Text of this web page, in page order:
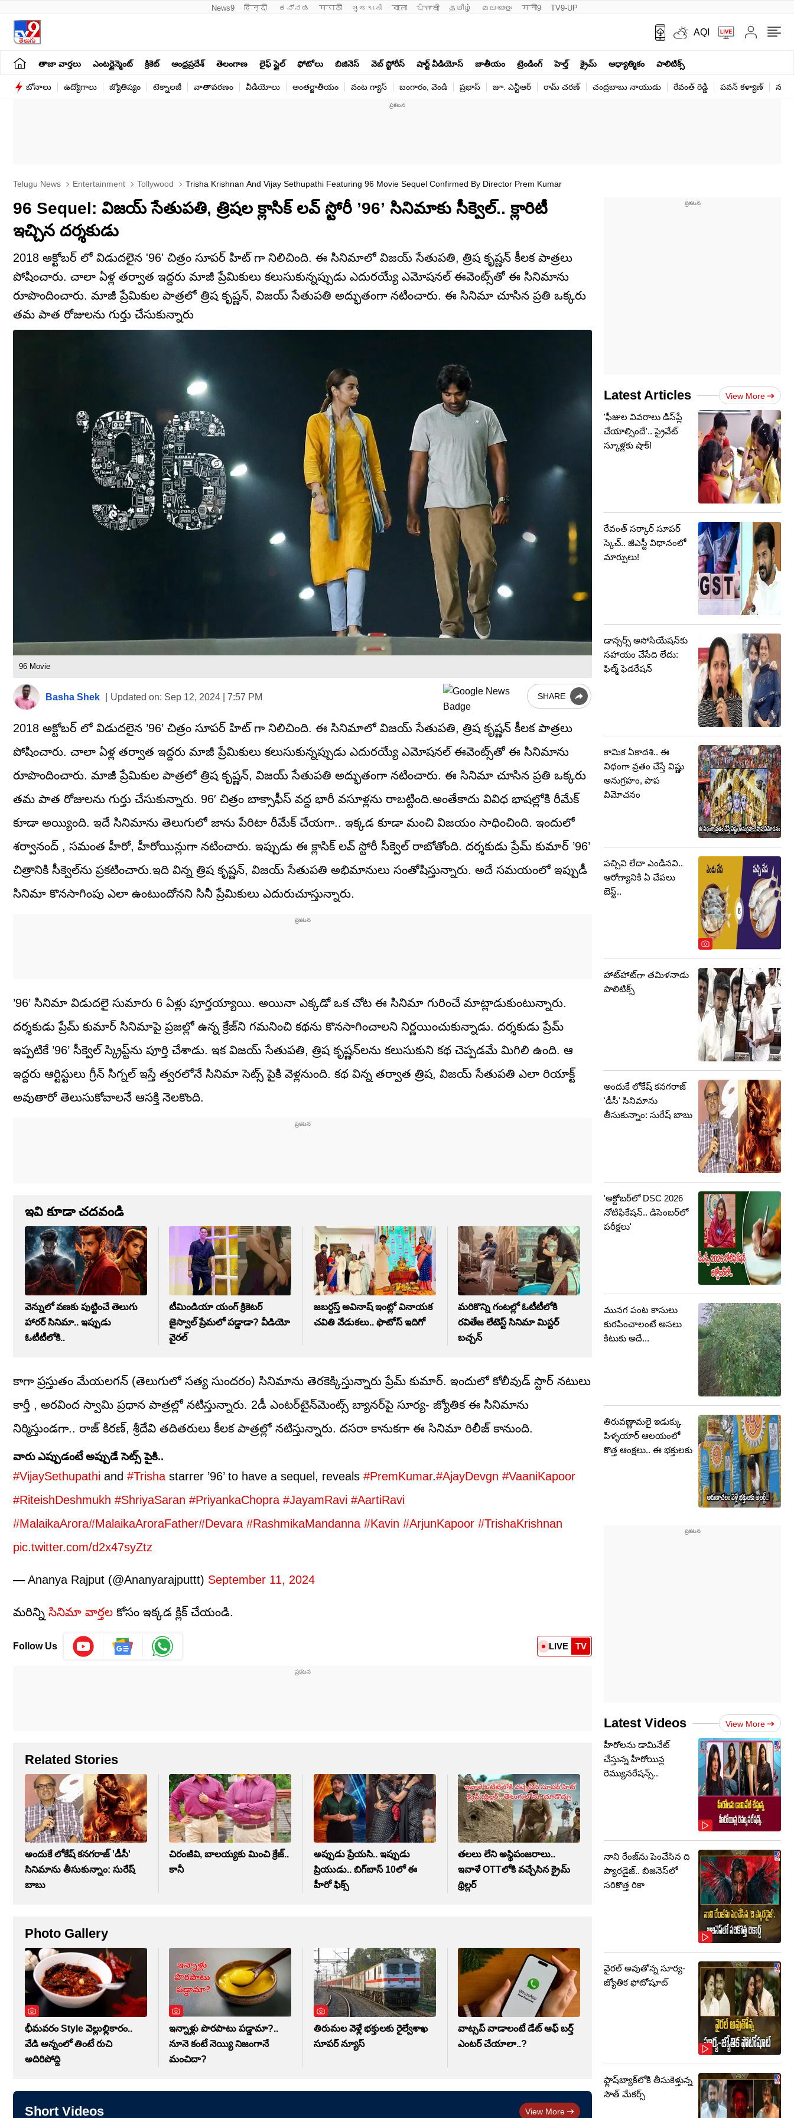
News9 हिन्दी ಕನ್ನಡ मराठी ગુજરાતી বাংলা ਪੰਜਾਬੀ தமிழ் മലയാളം मनी9 TV9-UP
AQI
తాజా వార్తలు ఎంటర్టైన్మెంట్ క్రికెట్ ఆంధ్రప్రదేశ్ తెలంగాణ లైఫ్ స్టైల్ ఫోటోలు బిజినెస్ వెబ్ స్టోరీస్ షార్ట్ వీడియోస్ జాతీయం ట్రెండింగ్ హెల్త్‌ క్రైమ్ ఆధ్యాత్మికం పాలిటిక్స్‌
బోనాలు ఉద్యోగాలు జ్యోతిష్యం టెక్నాలజీ వాతావరణం వీడియోలు అంతర్జాతీయం వంట గ్యాస్ బంగారం, వెండి ప్రభాస్ జూ. ఎన్టీఆర్ రామ్ చ‌ర‌ణ్‌ చంద్రబాబు నాయుడు రేవంత్ రెడ్డి పవన్ కళ్యాణ్
Telugu News Entertainment Tollywood Trisha Krishnan And Vijay Sethupathi Featuring 96 Movie Sequel Confirmed By Director Prem Kumar
96 Sequel: విజయ్ సేతుపతి, త్రిషల క్లాసిక్ లవ్ స్టోరీ ’96’ సినిమాకు సీక్వెల్.. క్లారిటీ
ఇచ్చిన దర్శకుడు
2018 అక్టోబర్ లో విడుదలైన '96' చిత్రం సూపర్ హిట్ గా నిలిచింది. ఈ సినిమాలో విజయ్ సేతుపతి, త్రిష కృష్ణన్ కీలక పాత్రలు
పోషించారు. చాలా ఏళ్ల తర్వాత ఇద్దరు మాజీ ప్రేమికులు కలుసుకున్నప్పుడు ఎదురయ్యే ఎమోషనల్ ఈవెంట్స్‌తో ఈ సినిమాను
రూపొందించారు. మాజీ ప్రేమికుల పాత్రలో త్రిష కృష్ణన్, విజయ్ సేతుపతి అద్భుతంగా నటించారు. ఈ సినిమా చూసిన ప్రతి ఒక్కరు
తమ పాత రోజులను గుర్తు చేసుకున్నారు
96 Movie
Basha Shek Updated on: Sep 12, 2024 | 7:57 PM SHARE
2018 అక్టోబర్ లో విడుదలైన ’96’ చిత్రం సూపర్ హిట్ గా నిలిచింది. ఈ సినిమాలో విజయ్ సేతుపతి, త్రిష కృష్ణన్ కీలక పాత్రలు
పోషించారు. చాలా ఏళ్ల తర్వాత ఇద్దరు మాజీ ప్రేమికులు కలుసుకున్నప్పుడు ఎదురయ్యే ఎమోషనల్ ఈవెంట్స్‌తో ఈ సినిమాను
రూపొందించారు. మాజీ ప్రేమికుల పాత్రలో త్రిష కృష్ణన్, విజయ్ సేతుపతి అద్భుతంగా నటించారు. ఈ సినిమా చూసిన ప్రతి ఒక్కరు
తమ పాత రోజులను గుర్తు చేసుకున్నారు. 96′ చిత్రం బాక్సాఫీస్ వద్ద భారీ వసూళ్లను రాబట్టింది.అంతేకాదు వివిధ భాషల్లోకి రీమేక్
కూడా అయ్యింది. ఇదే సినిమాను తెలుగులో జాను పేరిటా రీమేక్ చేయ‌గా.. ఇక్క‌డ కూడా మంచి విజ‌యం సాధించింది. ఇందులో
శర్వానంద్ , సమంత హీరో, హీరోయిన్లుగా నటించారు. ఇప్పుడు ఈ క్లాసిక్ లవ్ స్టోరీ సీక్వెల్ రాబోతోంది. దర్శకుడు ప్రేమ్ కుమార్ ’96’
చిత్రానికి సీక్వెల్‌ను ప్రకటించారు.ఇది విన్న త్రిష కృష్ణన్, విజయ్ సేతుపతి అభిమానులు సంతోషిస్తున్నారు. అదే సమయంలో ఇప్పుడీ
సినిమా కొనసాగింపు ఎలా ఉంటుందోనని సినీ ప్రేమికులు ఎదురుచూస్తున్నారు.
’96’ సినిమా విడుదలై సుమారు 6 ఏళ్లు పూర్తయ్యాయి. అయినా ఎక్కడో ఒక చోట ఈ సినిమా గురించే మాట్లాడుకుంటున్నారు.
దర్శకుడు ప్రేమ్ కుమార్ సినిమాపై ప్రజల్లో ఉన్న క్రేజ్‌ని గమనించి కథను కొనసాగించాలని నిర్ణయించుకున్నాడు. దర్శకుడు ప్రేమ్
ఇప్పటికే ’96’ సీక్వెల్ స్క్రిప్ట్‌ను పూర్తి చేశాడు. ఇక విజయ్ సేతుపతి, త్రిష కృష్ణన్‌లను కలుసుకుని కథ చెప్పడమే మిగిలి ఉంది. ఆ
ఇద్దరు ఆర్టిస్టులు గ్రీన్ సిగ్నల్ ఇస్తే త్వరలోనే సినిమా సెట్స్ పైకి వెళ్లనుంది. కథ విన్న తర్వాత త్రిష, విజయ్ సేతుపతి ఎలా రియాక్ట్
అవుతారో తెలుసుకోవాలనే ఆసక్తి నెలకొంది.
ఇవి కూడా చదవండి
వెన్నులో వణకు పుట్టించే తెలుగు
హారర్ సినిమా.. ఇప్పుడు
ఓటీటీలోకి..
టీమిండియా యంగ్ క్రికెటర్
జైస్వాల్ ప్రేమలో పడ్డాడా? వీడియో
వైరల్
జబర్దస్త్ అవినాష్ ఇంట్లో వినాయక
చవితి వేడుకలు.. ఫొటోస్ ఇదిగో
మరికొన్ని గంటల్లో ఓటీటీలోకి
రవితేజ లేటెస్ట్ సినిమా మిస్టర్
బచ్చన్
కాగా ప్రస్తుతం మేయల‌గ‌న్ (తెలుగులో స‌త్య సుంద‌రం) సినిమాను తెరకెక్కిస్తున్నారు ప్రేమ్ కుమార్. ఇందులో కోలీవుడ్ స్టార్ న‌టులు
కార్తీ , అరవింద స్వామి ప్రధాన పాత్రల్లో నటిస్తున్నారు. 2డీ ఎంట‌ర్‌టైన్‌మెంట్స్ బ్యాన‌ర్‌పై సూర్య- జ్యోతిక ఈ సినిమాను
నిర్మిస్తుండ‌గా.. రాజ్ కిర‌ణ్, శ్రీదేవి తదితరులు కీల‌క పాత్ర‌ల్లో న‌టిస్తున్నారు. దసరా కానుకగా ఈ సినిమా రిలీజ్ కానుంది.
వారు ఎప్పుడంటే అప్పుడే సెట్స్ పైకి..
#VijaySethupathi and #Trisha starrer ’96’ to have a sequel, reveals #PremKumar.#AjayDevgn #VaaniKapoor
#RiteishDeshmukh #ShriyaSaran #PriyankaChopra #JayamRavi #AartiRavi
#MalaikaArora#MalaikaAroraFather#Devara #RashmikaMandanna #Kavin #ArjunKapoor #TrishaKrishnan
pic.twitter.com/d2x47syZtz
— Ananya Rajput (@Ananyarajputtt) September 11, 2024
మరిన్ని సినిమా వార్తల కోసం ఇక్కడ క్లిక్ చేయండి.
Follow Us LIVE TV
Related Stories
అందుకే లోకేష్ కనగరాజ్ 'డీసీ'
సినిమాను తీసుకున్నాం: సురేష్
బాబు
చిరంజీవి, బాలయ్యకు మించి క్రేజ్..
కానీ
అప్పుడు ప్రేయసి.. ఇప్పుడు
ప్రియుడు.. బిగ్‌బాస్ 10లో ఈ
హీరో ఫిక్స్
తలలు లేని అస్థిపంజరాలు..
ఇవాళే OTTలోకి వచ్చేసిన క్రైమ్
థ్రిల్లర్
Photo Gallery
భీమవరం Style వెల్లుల్లికారం..
వేడి అన్నంలో తింటే రుచి
అదిరిపోద్ది
ఇన్నాళ్లు పొరపాటు పడ్డామా?..
నూనె కంటే నెయ్యి నిజంగానే
మంచిదా?
తిరుమల వెళ్లే భక్తులకు రైల్వేశాఖ
సూపర్ న్యూస్
వాట్సప్ వాడాలంటే డేట్ ఆఫ్ బర్త్
ఎంటర్ చేయాలా..?
Short Videos View More
Latest Articles View More
'ఫీజుల వివరాలు డిస్‌ప్లే
చేయాల్సిందే'.. ప్రైవేట్
స్కూళ్లకు షాక్!
రేవంత్ సర్కార్ సూపర్
స్కెచ్.. జీఎస్టీ విధానంలో
మార్పులు!
డాన్సర్స్ అసోసియేషన్‌కు
సహాయం చేసేది లేదు:
ఫిల్మ్‌ ఫెడరేషన్‌
కామిక ఏకాదశి.. ఈ
విధంగా వ్రతం చేస్తే విష్ణు
అనుగ్రహం, పాప
విమోచనం
పచ్చివి లేదా ఎండినవి..
ఆరోగ్యానికి ఏ చేపలు
బెస్ట్..
హాట్‌హాట్‌గా తమిళనాడు
పాలిటిక్స్‌
అందుకే లోకేష్ కనగరాజ్
'డీసీ' సినిమాను
తీసుకున్నాం: సురేష్ బాబు
'అక్టోబర్‌లో DSC 2026
నోటిఫికేషన్.. డిసెంబర్‌లో
పరీక్షలు'
మునగ పంట కాసులు
కురపించాలంటే అసలు
కిటుకు అదే...
తిరువణ్ణామలై ఇడుక్కు
పిళ్ళయార్ ఆలయంలో
కొత్త ఆంక్షలు.. ఈ భక్తులకు
Latest Videos View More
హీరోలను డామినేట్
చేస్తున్న హీరోయిన్ల
రెమ్యునరేషన్స్..
నాని రేంజ్‌ను పెంచేసిన ది
ప్యారడైజ్.. బిజినెస్‌లో
సరికొత్త రికా
వైరల్ అవుతోన్న సూర్య-
జ్యోతిక ఫోటోషూట్
ఫ్లాష్‌బ్యాక్‌లోకి తీసుకెళ్తున్న
సౌత్‌ మేకర్స్‌